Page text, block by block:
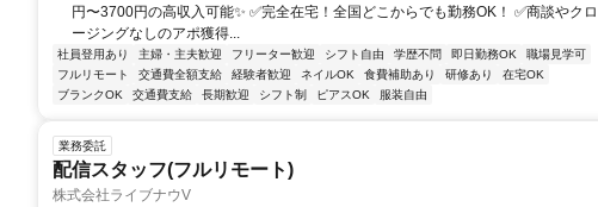
円〜3700円の高収入可能✨ ✅完全在宅！全国どこからでも勤務OK！ ✅商談やクロ
ージングなしのアポ獲得...
社員登用あり 主婦・主夫歓迎 フリーター歓迎 シフト自由 学歴不問 即日勤務OK
職場見学可
フルリモート
交通費全額支給 経験者歓迎 ネイルOK 食費補助あり 研修あり
在宅OK
ブランクOK
交通費支給 長期歓迎 シフト制 ピアスOK 服装自由
業務委託
配信スタッフ(フルリモート)
株式会社ライブナウV